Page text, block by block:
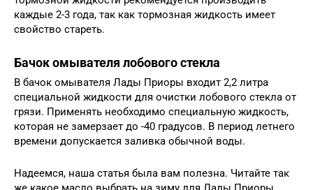
каждые 2-3 года, так как тормозная жидкость имеет
свойство стареть.
Бачок омывателя лобового стекла
В бачок омывателя Лады Приоры входит 2,2 литра
специальной жидкости для очистки лобового стекла от
грязи. Применять необходимо специальную жидкость,
которая не замерзает до -40 градусов. В период летнего
времени допускается заливка обычной воды.
Надеемся, наша статья была вам полезна. Читайте так